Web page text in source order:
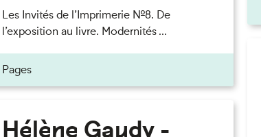
Les Invités de l’Imprimerie n°8. De
l’exposition au livre. Modernités ...
Pages
Hélène Gaudy -